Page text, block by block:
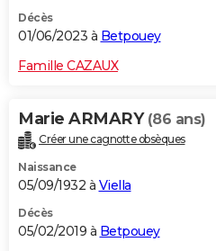
GUIDES D'ACHAT
Carte de Noël
Carte Bonne année
Carte Saint-Valentin
Carte Pâques
Carte d'anniversaire
DICTIONNAIRE
Dictionnaire
Biographies
Citations
Expressions
Proverbes
PROGRAMME TV
S'inscrire
Se connecter
Lycées
Collèges
Primaires
Universités
Entreprises
Service militaire
Avis de recherche
AVIS DE DÉCÈS
Décès
01/06/2023 à Betpouey
Famille CAZAUX
Marie ARMARY (86 ans)
Créer une cagnotte obsèques
Naissance
05/09/1932 à Viella
Décès
05/02/2019 à Betpouey